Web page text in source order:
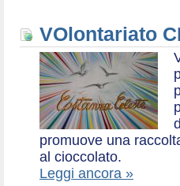
VOlontariato
promuove una
al cioccolato.
Leggi ancora »